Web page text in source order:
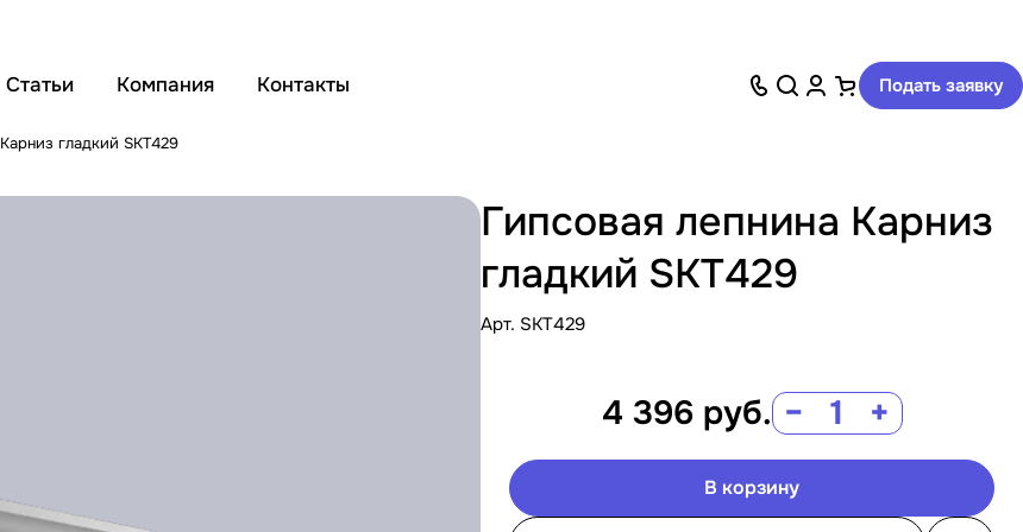
Статьи Компания Контакты Подать заявку
Карниз гладкий SKT429
Гипсовая лепнина Карниз
гладкий SKT429
Арт. SKT429
4 396 руб. − +
В корзину